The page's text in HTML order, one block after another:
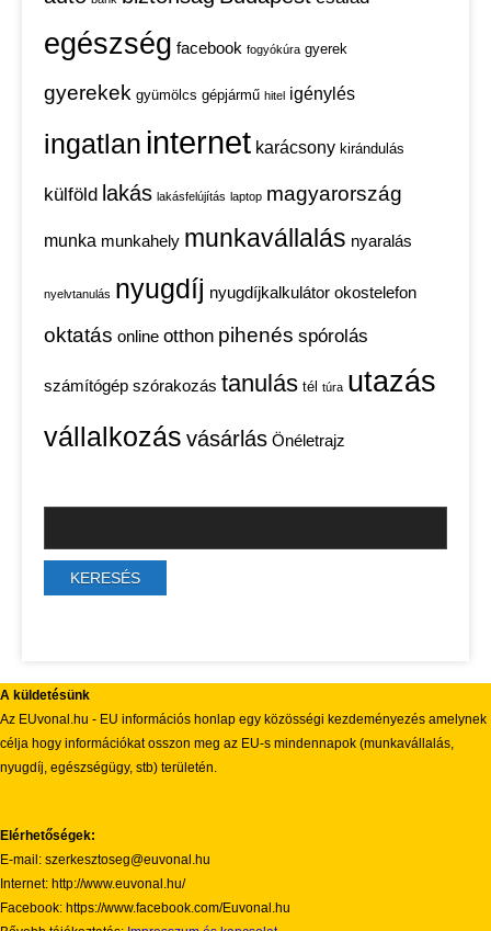
egészség facebook fogyókúra gyerek
gyerekek gyümölcs gépjármű hitel igénylés
ingatlan internet karácsony kirándulás
külföld lakás lakásfelújítás laptop magyarország
munka munkahely munkavállalás nyaralás
nyelvtanulás nyugdíj nyugdíjkalkulátor okostelefon
oktatás online otthon pihenés spórolás
számítógép szórakozás tanulás tél túra utazás
vállalkozás vásárlás Önéletrajz
A küldetésünk
Az EUvonal.hu - EU információs honlap egy közösségi kezdeményezés amelynek
célja hogy információkat osszon meg az EU-s mindennapok (munkavállalás,
nyugdíj, egészségügy, stb) területén.
Elérhetőségek:
E-mail: szerkesztoseg@euvonal.hu
Internet: http://www.euvonal.hu/
Facebook: https://www.facebook.com/Euvonal.hu